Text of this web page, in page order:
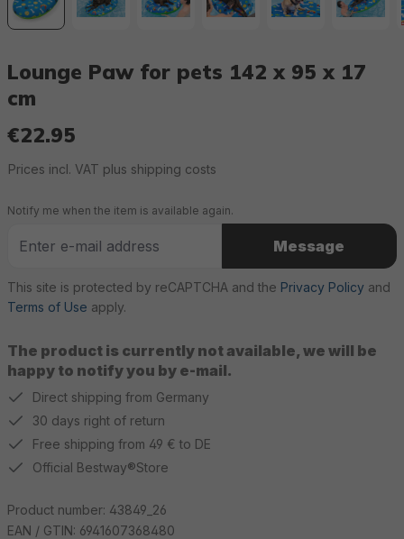
Lounge Paw for pets 142 x 95 x 17
cm
€22.95
Prices incl. VAT plus shipping costs
The product is currently not available, we will be
happy to notify you by e-mail.
Notify me when the item is available again.
Message
This site is protected by reCAPTCHA and the Privacy Policy and
Terms of Use apply.
Direct shipping from Germany
30 days right of return
Free shipping from 49 € to DE
Official Bestway®Store
Product number: 43849_26
EAN / GTIN: 6941607368480